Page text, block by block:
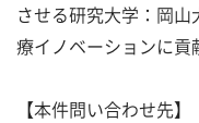
させる研究大学：岡
療イノベーションに貢
【本件問い合わせ先】